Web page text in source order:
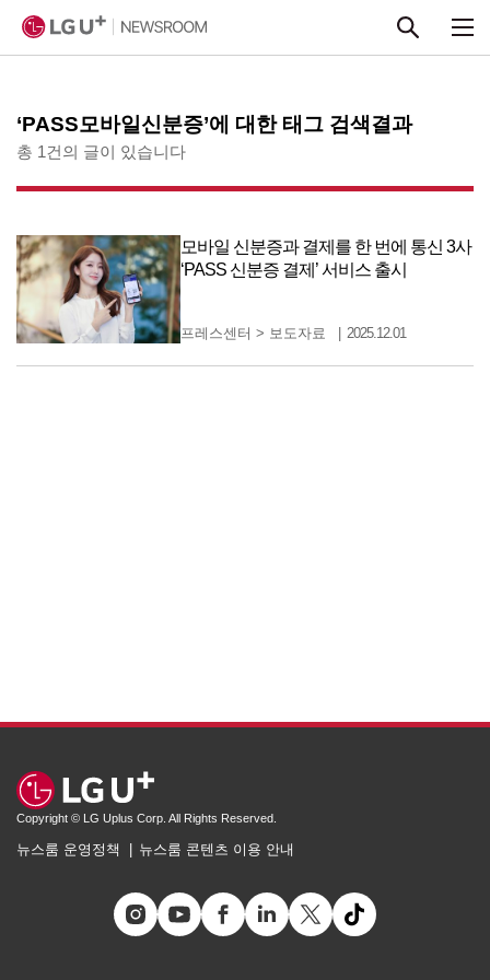
‘PASS모바일신분증’에 대한 태그 검색결과
총 1건의 글이 있습니다
모바일 신분증과 결제를 한 번에 통신 3사
‘PASS 신분증 결제’ 서비스 출시
프레스센터 > 보도자료 2025.12.01
Copyright © LG Uplus Corp. All Rights Reserved.
뉴스룸 운영정책 뉴스룸 콘텐츠 이용 안내